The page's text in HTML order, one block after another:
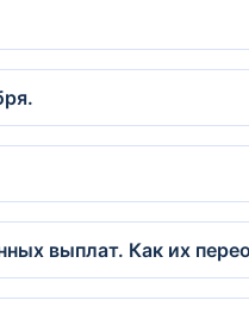
выплат. Как их